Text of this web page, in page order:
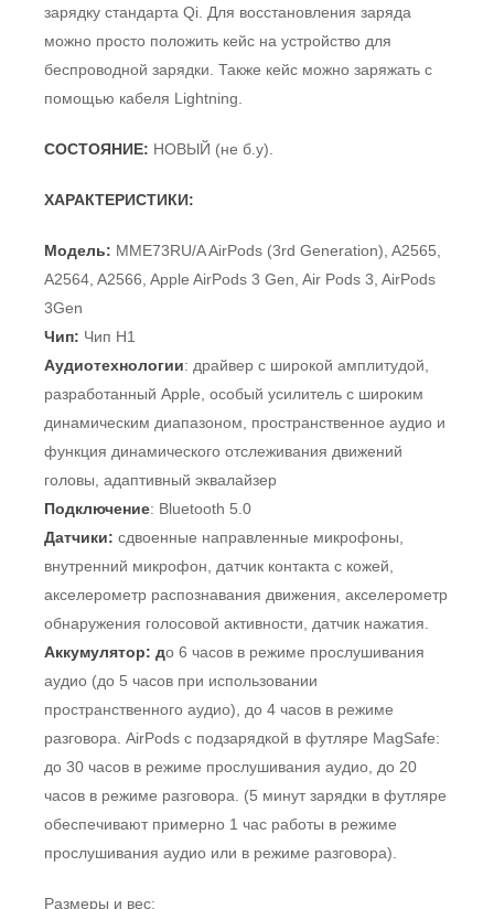
зарядку стандарта Qi. Для восстановления заряда
можно просто положить кейс на устройство для
беспроводной зарядки. Также кейс можно заряжать с
помощью кабеля Lightning.
СОСТОЯНИЕ: НОВЫЙ (не б.у).
ХАРАКТЕРИСТИКИ:
Модель: MME73RU/A AirPods (3rd Generation), A2565,
A2564, A2566, Apple AirPods 3 Gen, Air Pods 3, AirPods
3Gen
Чип: Чип H1
Аудиотехнологии: драйвер с широкой амплитудой,
разработанный Apple, особый усилитель с широким
динамическим диапазоном, пространственное аудио и
функция динамического отслеживания движений
головы, адаптивный эквалайзер
Подключение: Bluetooth 5.0
Датчики: сдвоенные направленные микрофоны,
внутренний микрофон, датчик контакта с кожей,
акселерометр распознавания движения, акселерометр
обнаружения голосовой активности, датчик нажатия.
Аккумулятор: до 6 часов в режиме прослушивания
аудио (до 5 часов при использовании
пространственного аудио), до 4 часов в режиме
разговора. AirPods с подзарядкой в футляре MagSafe:
до 30 часов в режиме прослушивания аудио, до 20
часов в режиме разговора. (5 минут зарядки в футляре
обеспечивают примерно 1 час работы в режиме
прослушивания аудио или в режиме разговора).
Размеры и вес: